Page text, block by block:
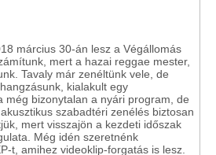
március 30-án lesz a Végállomás
mert a hazai reggae mester,
Tavaly már zenéltünk vele, de
kialakult egy
még bizonytalan a nyári program, de
szabadtéri zenélés biztosan
mert visszajön a kezdeti időszak
Még idén szeretnénk
t, amihez videoklip-forgatás is lesz.